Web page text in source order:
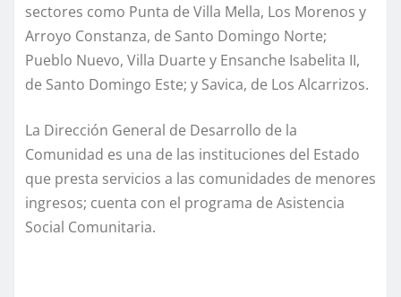
sectores como Punta de Villa Mella, Los Morenos y
Arroyo Constanza, de Santo Domingo Norte;
Pueblo Nuevo, Villa Duarte y Ensanche Isabelita II,
de Santo Domingo Este; y Savica, de Los Alcarrizos.
La Dirección General de Desarrollo de la
Comunidad es una de las instituciones del Estado
que presta servicios a las comunidades de menores
ingresos; cuenta con el programa de Asistencia
Social Comunitaria.